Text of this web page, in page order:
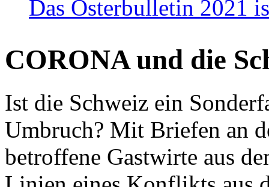
Das Osterbulletin 2021
CORONA und die
Ist die Schweiz ein
Umbruch? Mit Briefen an
betroffene Gastwirte aus